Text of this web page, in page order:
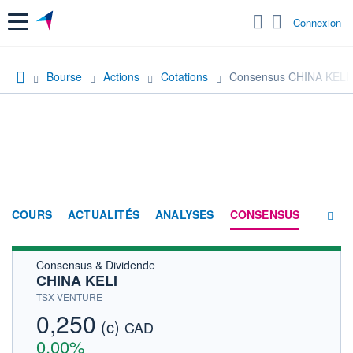
Menu Connexion
Bourse Actions Cotations Consensus CHINA KELI
COURS ACTUALITÉS ANALYSES CONSENSUS
Consensus & Dividende
CHINA KELI
TSX VENTURE
0,250 (c) CAD
0,00%